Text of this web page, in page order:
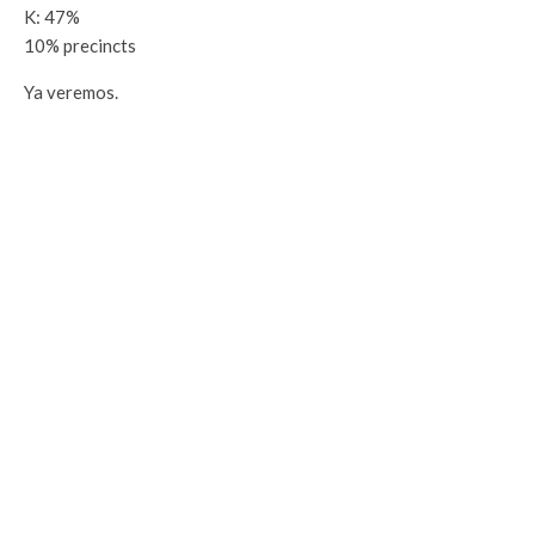
K: 47%
10% precincts
Ya veremos.